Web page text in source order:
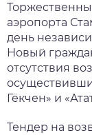
аэропорта
день
Новый
отсутствия
Гёкчен» и
Тендер на